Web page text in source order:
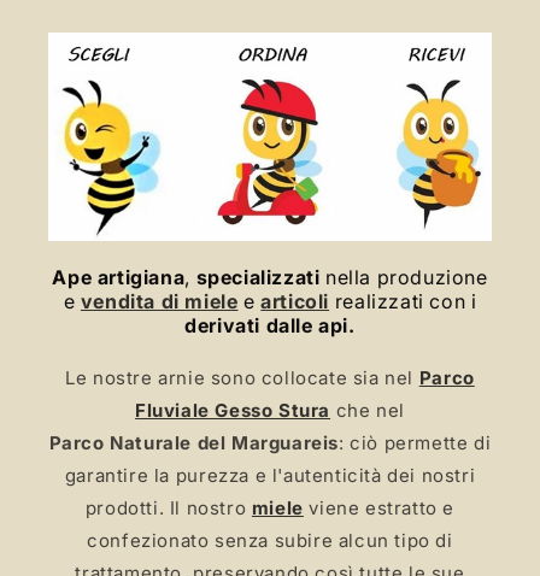
Ape artigiana, specializzati nella produzione
e vendita di miele earticoli realizzati con i
derivati dalle api.
Le nostre arnie sono collocate sia nel Parco
Fluviale Gesso Stura che nel
Parco Naturale del Marguareis: ciò permette di
garantire la purezza e l'autenticità dei nostri
prodotti. Il nostro miele viene estratto e
confezionato senza subire alcun tipo di